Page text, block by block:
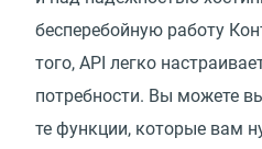
бесперебойную работу
того, API легко
потребности. Вы можете
те функции, которые вам